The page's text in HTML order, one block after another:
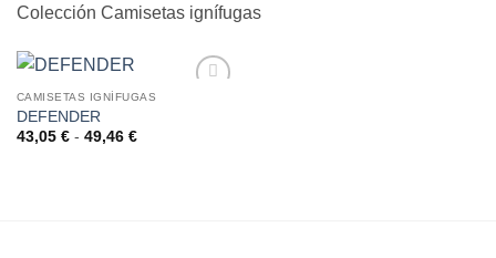
Colección Camisetas ignífugas
CAMISETAS IGNÍFUGAS
DEFENDER
43,05 € - 49,46 €Rango